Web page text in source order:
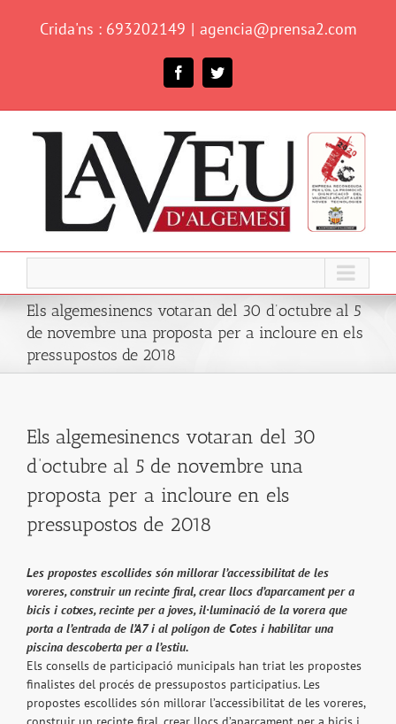
Crida'ns : 693202149 | agencia@prensa2.com
FacebookTwitter
Els algemesinencs votaran del 30 d’octubre al 5
de novembre una proposta per a incloure en els
pressupostos de 2018
Els algemesinencs votaran del 30
d’octubre al 5 de novembre una
proposta per a incloure en els
pressupostos de 2018
Les propostes escollides són millorar l’accessibilitat de les
voreres, construir un recinte firal, crear llocs d’aparcament per a
bicis i cotxes, recinte per a joves, il·luminació de la vorera que
porta a l’entrada de l’A7 i al polígon de Cotes i habilitar una
piscina descoberta per a l’estiu.
Els consells de participació municipals han triat les propostes
finalistes del procés de pressupostos participatius. Les
propostes escollides són millorar l’accessibilitat de les voreres,